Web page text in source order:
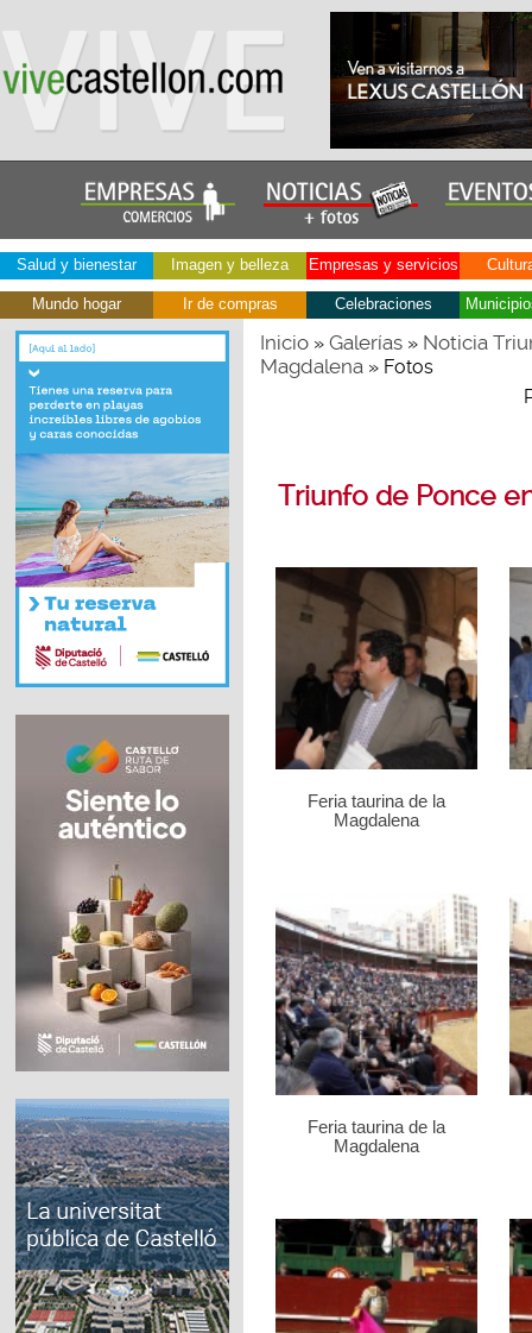
Salud y bienestar Imagen y belleza Empresas y servicios
Mundo hogar Ir de compras Celebraciones
Inicio» Galerías» Noticia
Magdalena» Fotos
Triunfo de Ponce
Feria taurina de la
Magdalena
Feria taurina de la
Magdalena